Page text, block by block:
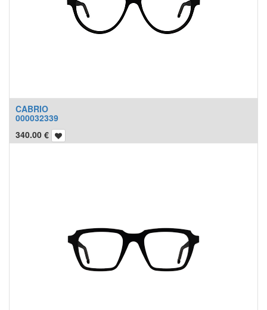
CABRIO
000032339
340.00 €